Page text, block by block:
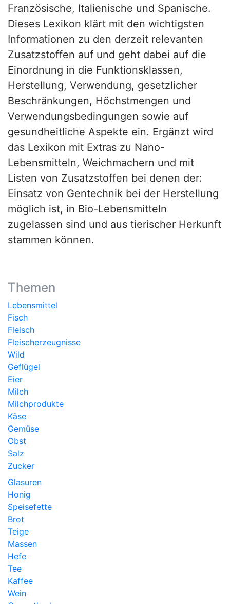
Französische, Italienische und Spanische.
Dieses Lexikon klärt mit den wichtigsten
Informationen zu den derzeit relevanten
Zusatzstoffen auf und geht dabei auf die
Einordnung in die Funktionsklassen,
Herstellung, Verwendung, gesetzlicher
Beschränkungen, Höchstmengen und
Verwendungsbedingungen sowie auf
gesundheitliche Aspekte ein. Ergänzt wird
das Lexikon mit Extras zu Nano-
Lebensmitteln, Weichmachern und mit
Listen von Zusatzstoffen bei denen der:
Einsatz von Gentechnik bei der Herstellung
möglich ist, in Bio-Lebensmitteln
zugelassen sind und aus tierischer Herkunft
stammen können.
Themen
Lebensmittel
Fisch
Fleisch
Fleischerzeugnisse
Wild
Geflügel
Eier
Milch
Milchprodukte
Käse
Gemüse
Obst
Salz
Zucker
Glasuren
Honig
Speisefette
Brot
Teige
Massen
Hefe
Tee
Kaffee
Wein